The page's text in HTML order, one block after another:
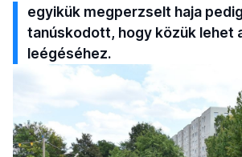
egyikük megperzselt haja
tanúskodott, hogy közük lehet
leégéséhez.